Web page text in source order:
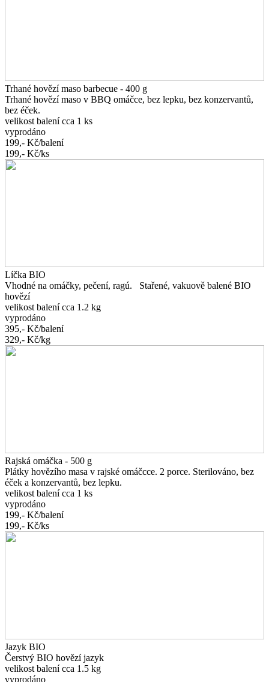
Trhané hovězí maso barbecue - 400 g
Trhané hovězí maso v BBQ omáčce, bez lepku, bez konzervantů,
bez éček.
velikost balení cca 1 ks
vyprodáno
199,- Kč/balení
199,- Kč/ks
Líčka BIO
Vhodné na omáčky, pečení, ragú. Stařené, vakuově balené BIO
hovězí
velikost balení cca 1.2 kg
vyprodáno
395,- Kč/balení
329,- Kč/kg
Rajská omáčka - 500 g
Plátky hovězího masa v rajské omáčcce. 2 porce. Sterilováno, bez
éček a konzervantů, bez lepku.
velikost balení cca 1 ks
vyprodáno
199,- Kč/balení
199,- Kč/ks
Jazyk BIO
Čerstvý BIO hovězí jazyk
velikost balení cca 1.5 kg
vyprodáno